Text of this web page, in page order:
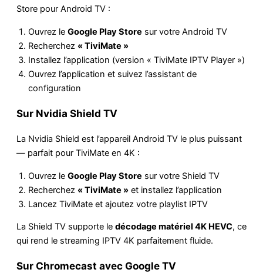
Store pour Android TV :
Ouvrez le Google Play Store sur votre Android TV
Recherchez « TiviMate »
Installez l’application (version « TiviMate IPTV Player »)
Ouvrez l’application et suivez l’assistant de
configuration
Sur Nvidia Shield TV
La Nvidia Shield est l’appareil Android TV le plus puissant
— parfait pour TiviMate en 4K :
Ouvrez le Google Play Store sur votre Shield TV
Recherchez « TiviMate » et installez l’application
Lancez TiviMate et ajoutez votre playlist IPTV
La Shield TV supporte le décodage matériel 4K HEVC, ce
qui rend le streaming IPTV 4K parfaitement fluide.
Sur Chromecast avec Google TV